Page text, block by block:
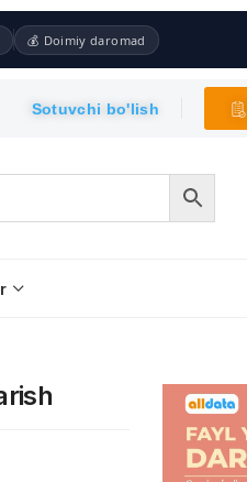
💰 Doimiy daromad
Sotuvchi bo'lish